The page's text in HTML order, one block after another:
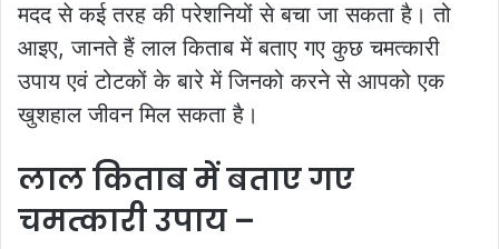
मदद से कई तरह की परेशनियों से बचा जा सकता है। तो
आइए, जानते हैं लाल किताब में बताए गए कुछ चमत्कारी
उपाय एवं टोटकों के बारे में जिनको करने से आपको एक
खुशहाल जीवन मिल सकता है।
लाल किताब में बताए गए
चमत्कारी उपाय –